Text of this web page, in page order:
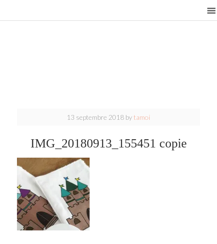
13 septembre 2018 bytamoi
IMG_20180913_155451 copie